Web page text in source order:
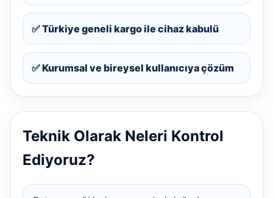
✅ Türkiye geneli kargo ile cihaz kabulü
✅ Kurumsal ve bireysel kullanıcıya çözüm
Teknik Olarak Neleri Kontrol
Ediyoruz?